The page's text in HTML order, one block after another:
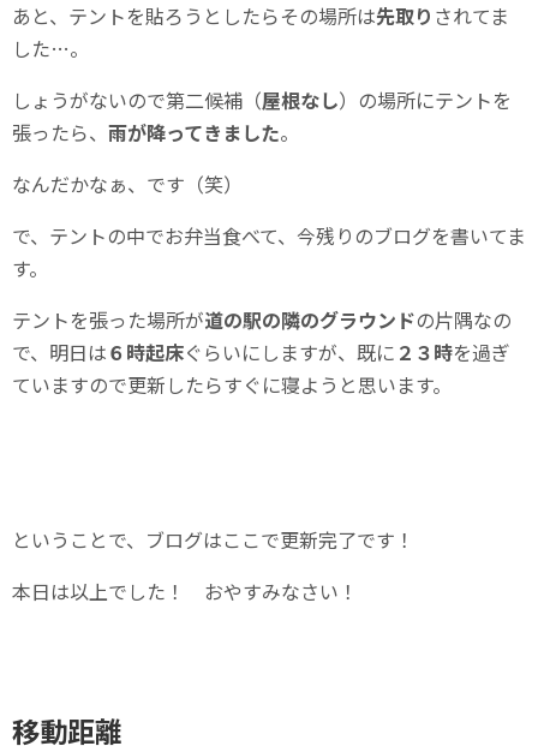
あと、テントを貼ろうとしたらその場所は先取り されてま
した…。
しょうがないので第二候補（屋根なし）の場所にテントを
張ったら、 雨が降ってきました。
なんだかなぁ、です（笑）
で、テントの中でお弁当食べて、今残りのブログを書いてま
す。
テントを張った場所が道の駅の隣のグラウンドの片隅なの
で、明日は６時起床ぐらいにしますが、既に ２３時を過ぎ
ていますので更新したらすぐに寝ようと思います。
ということで、ブログはここで更新完了です！
本日は以上でした！ おやすみなさい！
移動距離